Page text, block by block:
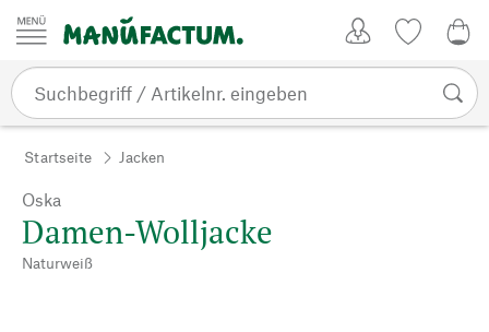
Zum Inhalt springen
Startseite Jacken
Oska
Damen-Wolljacke
Naturweiß